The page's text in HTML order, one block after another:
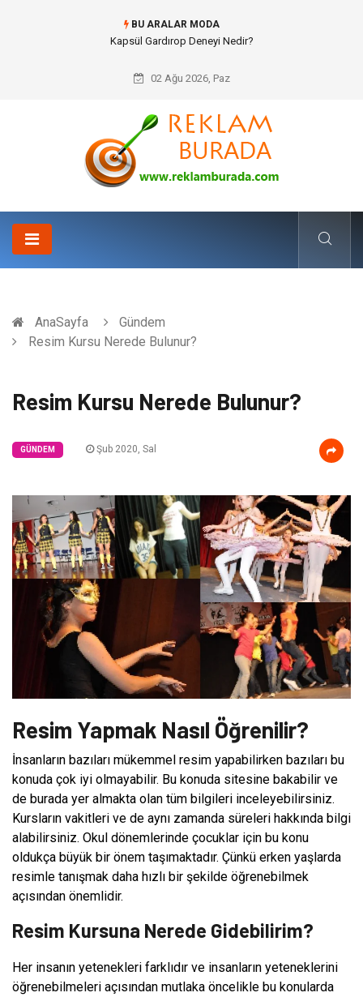
BU ARALAR MODA
Ataşehir Gitar Dersi Ve Modern Yaşamda Sanatla Gelen Dinginlik
02 Ağu 2026, Paz
AnaSayfa
Gündem
Resim Kursu Nerede Bulunur?
Resim Kursu Nerede Bulunur?
GÜNDEM Şub 2020, Sal
Resim Yapmak Nasıl Öğrenilir?
İnsanların bazıları mükemmel resim yapabilirken bazıları bu
konuda çok iyi olmayabilir. Bu konuda sitesine bakabilir ve
de burada yer almakta olan tüm bilgileri inceleyebilirsiniz.
Kursların vakitleri ve de aynı zamanda süreleri hakkında bilgi
alabilirsiniz. Okul dönemlerinde çocuklar için bu konu
oldukça büyük bir önem taşımaktadır. Çünkü erken yaşlarda
resimle tanışmak daha hızlı bir şekilde öğrenebilmek
açısından önemlidir.
Resim Kursuna Nerede Gidebilirim?
Her insanın yetenekleri farklıdır ve insanların yeteneklerini
öğrenebilmeleri açısından mutlaka öncelikle bu konularda